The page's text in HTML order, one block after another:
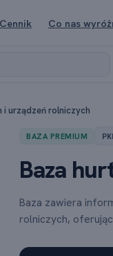
Cennik Co nas
i urządzeń rolniczych
BAZA PREMIUM
Baza
Baza zawiera
rolniczych,